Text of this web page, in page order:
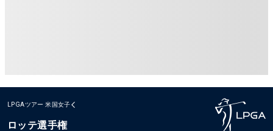
LPGAツアー 米国女子
ロッテ選手権